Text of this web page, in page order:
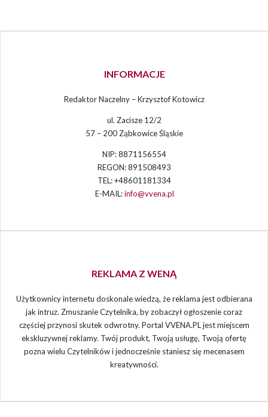
INFORMACJE
Redaktor Naczelny – Krzysztof Kotowicz
ul. Zacisze 12/2
57 – 200 Ząbkowice Śląskie
NIP: 8871156554
REGON: 891508493
TEL: +48601181334
E-MAIL:info@vvena.pl
REKLAMA Z WENĄ
Użytkownicy internetu doskonale wiedzą, że reklama jest odbierana
jak intruz. Zmuszanie Czytelnika, by zobaczył ogłoszenie coraz
częściej przynosi skutek odwrotny. Portal VVENA.PL jest miejscem
ekskluzywnej reklamy. Twój produkt, Twoją usługę, Twoją ofertę
pozna wielu Czytelników i jednocześnie staniesz się mecenasem
kreatywności.